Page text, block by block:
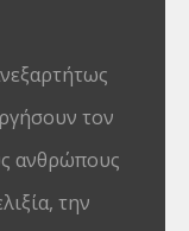
τον
ανθρώπους
την